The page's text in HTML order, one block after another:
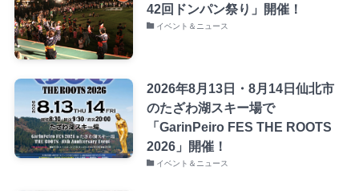
42回ドンパン祭り」開催！
イベント＆ニュース
2026年8月13日・8月14日仙北市
のたざわ湖スキー場で
「GarinPeiro FES THE ROOTS
2026」開催！
イベント＆ニュース